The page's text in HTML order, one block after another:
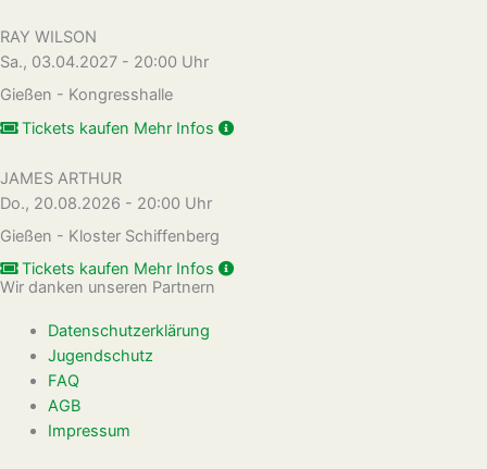
RAY WILSON
Sa., 03.04.2027 - 20:00 Uhr
Gießen - Kongresshalle
Tickets kaufen Mehr Infos
JAMES ARTHUR
Do., 20.08.2026 - 20:00 Uhr
Gießen - Kloster Schiffenberg
Tickets kaufen Mehr Infos
Wir danken unseren Partnern
Datenschutzerklärung
Jugendschutz
FAQ
AGB
Impressum